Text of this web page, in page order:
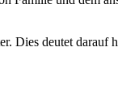
Dies deutet darauf